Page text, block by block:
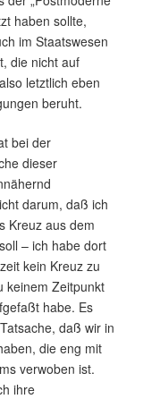
haben sollte,
im Staatswesen
die nicht auf
letztlich eben
beruht.
bei der
dieser
darum, daß ich
Kreuz aus dem
– ich habe dort
kein Kreuz zu
keinem Zeitpunkt
habe. Es
daß wir in
die eng mit
verwoben ist.
ihre